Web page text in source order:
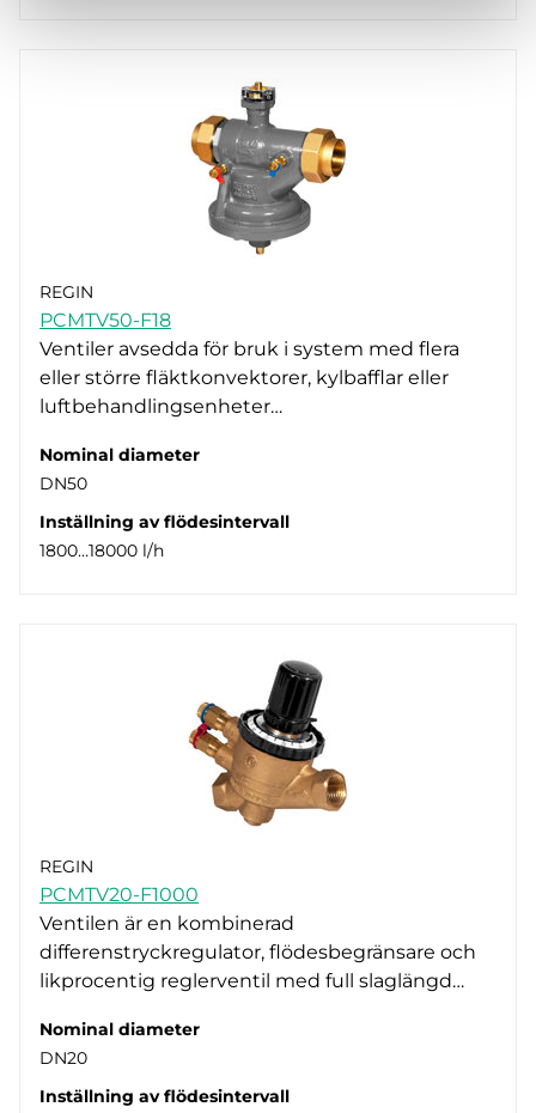
REGIN
PCMTV50-F18
Ventiler avsedda för bruk i system med flera
eller större fläktkonvektorer, kylbafflar eller
luftbehandlingsenheter…
Nominal diameter
DN50
Inställning av flödesintervall
1800…18000 l/h
REGIN
PCMTV20-F1000
Ventilen är en kombinerad
differenstryckregulator, flödesbegränsare och
likprocentig reglerventil med full slaglängd…
Nominal diameter
DN20
Inställning av flödesintervall